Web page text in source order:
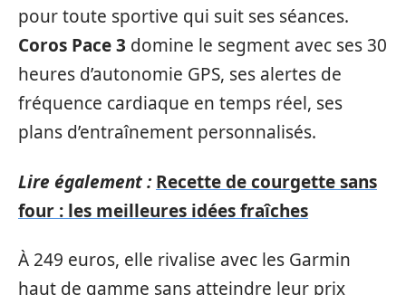
pour toute sportive qui suit ses séances.
Coros Pace 3 domine le segment avec ses 30
heures d’autonomie GPS, ses alertes de
fréquence cardiaque en temps réel, ses
plans d’entraînement personnalisés.
Lire également : Recette de courgette sans
four : les meilleures idées fraîches
À 249 euros, elle rivalise avec les Garmin
haut de gamme sans atteindre leur prix